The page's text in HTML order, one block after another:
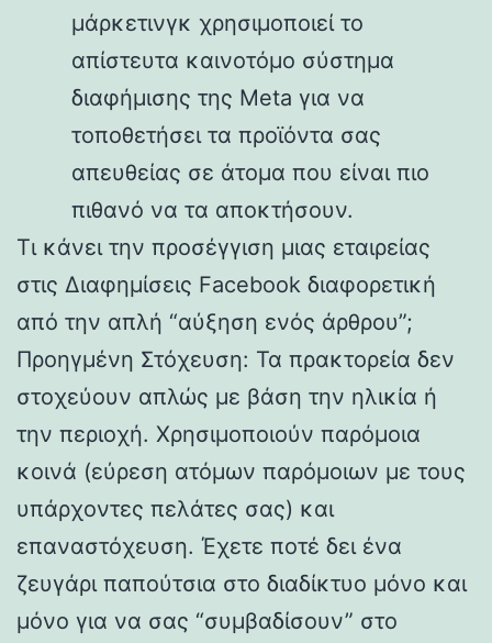
μάρκετινγκ χρησιμοποιεί το
απίστευτα καινοτόμο σύστημα
διαφήμισης της Meta για να
τοποθετήσει τα προϊόντα σας
απευθείας σε άτομα που είναι πιο
πιθανό να τα αποκτήσουν.
Τι κάνει την προσέγγιση μιας εταιρείας
στις Διαφημίσεις Facebook διαφορετική
από την απλή “αύξηση ενός άρθρου”;
Προηγμένη Στόχευση: Τα πρακτορεία δεν
στοχεύουν απλώς με βάση την ηλικία ή
την περιοχή. Χρησιμοποιούν παρόμοια
κοινά (εύρεση ατόμων παρόμοιων με τους
υπάρχοντες πελάτες σας) και
επαναστόχευση. Έχετε ποτέ δει ένα
ζευγάρι παπούτσια στο διαδίκτυο μόνο και
μόνο για να σας “συμβαδίσουν” στο